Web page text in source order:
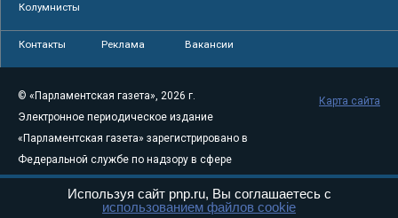
Колумнисты
Контакты Реклама Вакансии
© «Парламентская газета», 2026 г.
Электронное периодическое издание
«Парламентская газета» зарегистрировано в
Федеральной службе по надзору в сфере
связи, информационных технологий и
массовых коммуникаций (Роскомнадзор) 05
Карта сайта
Используя сайт pnp.ru, Вы соглашаетесь с
использованием файлов cookie